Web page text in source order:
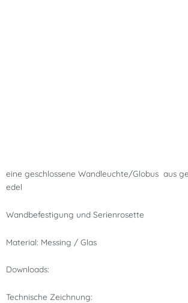
eine geschlossene Wandleuchte/Globus aus
edel
Wandbefestigung und Serienrosette
Material: Messing / Glas
Downloads:
Technische Zeichnung: